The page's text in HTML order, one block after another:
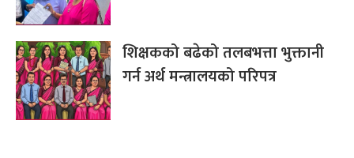
शिक्षकको बढेको तलबभत्ता भुक्तानी
गर्न अर्थ मन्त्रालयको परिपत्र